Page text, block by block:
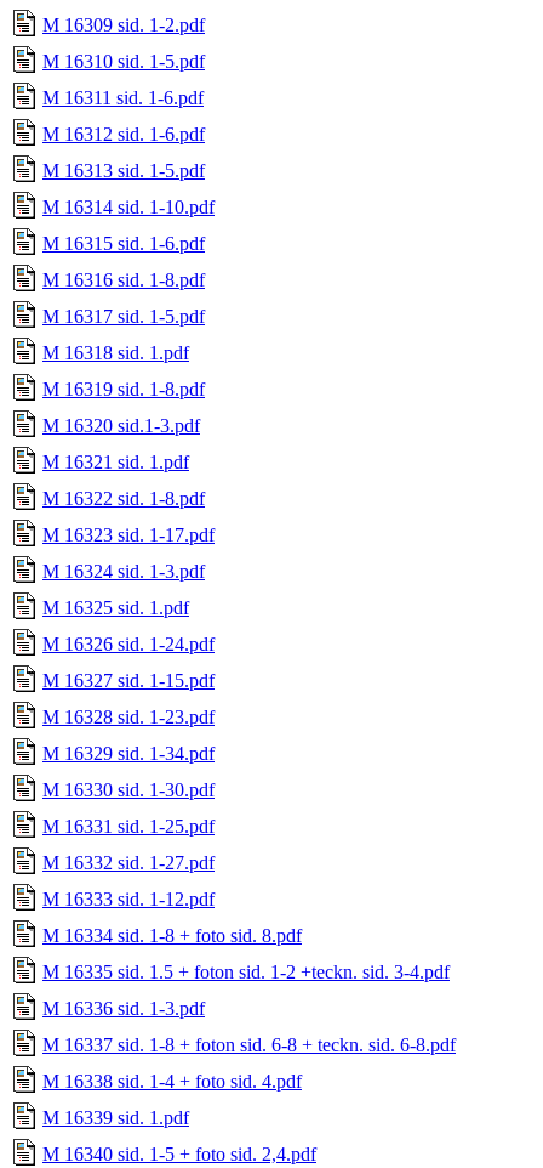
M 16309 sid. 1-2.pdf
M 16310 sid. 1-5.pdf
M 16311 sid. 1-6.pdf
M 16312 sid. 1-6.pdf
M 16313 sid. 1-5.pdf
M 16314 sid. 1-10.pdf
M 16315 sid. 1-6.pdf
M 16316 sid. 1-8.pdf
M 16317 sid. 1-5.pdf
M 16318 sid. 1.pdf
M 16319 sid. 1-8.pdf
M 16320 sid.1-3.pdf
M 16321 sid. 1.pdf
M 16322 sid. 1-8.pdf
M 16323 sid. 1-17.pdf
M 16324 sid. 1-3.pdf
M 16325 sid. 1.pdf
M 16326 sid. 1-24.pdf
M 16327 sid. 1-15.pdf
M 16328 sid. 1-23.pdf
M 16329 sid. 1-34.pdf
M 16330 sid. 1-30.pdf
M 16331 sid. 1-25.pdf
M 16332 sid. 1-27.pdf
M 16333 sid. 1-12.pdf
M 16334 sid. 1-8 + foto sid. 8.pdf
M 16335 sid. 1.5 + foton sid. 1-2 +teckn. sid. 3-4.pdf
M 16336 sid. 1-3.pdf
M 16337 sid. 1-8 + foton sid. 6-8 + teckn. sid. 6-8.pdf
M 16338 sid. 1-4 + foto sid. 4.pdf
M 16339 sid. 1.pdf
M 16340 sid. 1-5 + foto sid. 2,4.pdf